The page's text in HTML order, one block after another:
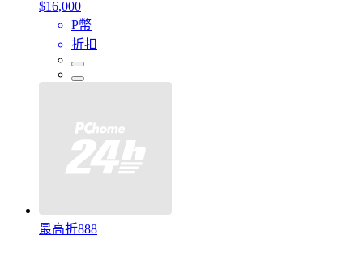
$16,000
P幣
折扣
最高折888